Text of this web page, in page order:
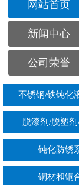
网站首页
新闻中心
公司荣誉
不锈钢/铁钝化
脱漆剂/脱塑剂
钝化防锈
铜材和铜